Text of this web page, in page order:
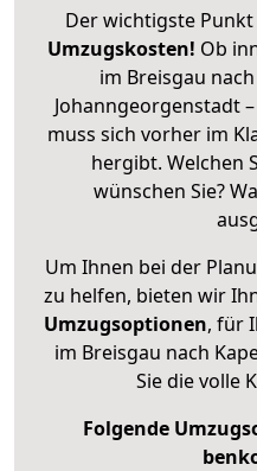
Der wichtigste
Umzugskosten! Ob
im Breisgau
Johanngeorgenstadt –
muss sich vorher im
hergibt. Welchen
wünschen Sie?
Um Ihnen bei der
zu helfen, bieten wir
Umzugsoptionen, für
im Breisgau nach
Sie die volle
Folgende